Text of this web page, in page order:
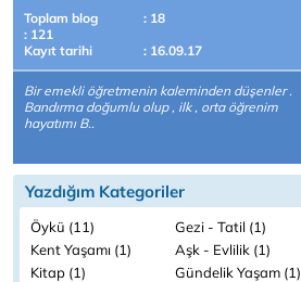
Toplam blog
: 18
: 121
Kayıt tarihi
: 16.09.17
Bir emekli öğretmenin kaleminden düşenler .
Bandırma doğumlu olup , ilk , orta öğrenim
hayatımı B..
Yazdığım Kategoriler
Öykü (11)
Gezi - Tatil (1)
Kent Yaşamı (1)
Aşk - Evlilik (1)
Kitap (1)
Gündelik Yaşam (1)